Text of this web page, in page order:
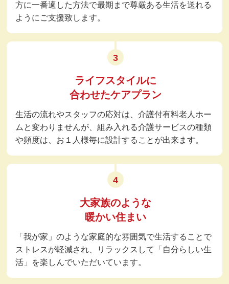
方に一番適した方法で最期まで尊厳ある生活を送れる
ようにご支援致します。
3
ライフスタイルに
合わせたケアプラン
生活の流れやスタッフの応対は、介護付有料老人ホー
ムと変わりませんが、組み入れる介護サービスの種類
や頻度は、お１人様毎に設計することが出来ます。
4
大家族のような
暖かい住まい
「我が家」のような家庭的な雰囲気で生活することで
ストレスが軽減され、リラックスして「自分らしい生
活」を楽しんでいただいています。